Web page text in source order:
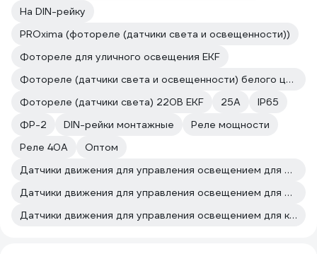
На DIN-рейку
PROxima (фотореле (датчики света и освещенности))
Фотореле для уличного освещения EKF
Фотореле (датчики света и освещенности) белого цвета EKF
Фотореле (датчики света) 220В EKF
25А
IP65
ФР-2
DIN-рейки монтажные
Реле мощности
Реле 40А
Оптом
Датчики движения для управления освещением для магазина
Датчики движения для управления освещением для прихожей
Датчики движения для управления освещением для кухни